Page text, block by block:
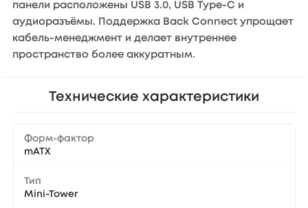
панели расположены USB 3.0, USB Type-C и
аудиоразъёмы. Поддержка Back Connect упрощает
кабель-менеджмент и делает внутреннее
пространство более аккуратным.
Технические характеристики
Форм-фактор
mATX
Тип
Mini-Tower